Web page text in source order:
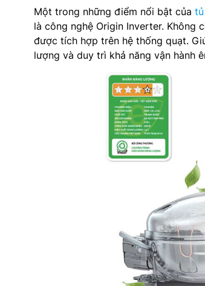
Một trong những điểm nổi bật của
là công nghệ Origin Inverter. Không
được tích hợp trên hệ thống quạt.
lượng và duy trì khả năng vận hành